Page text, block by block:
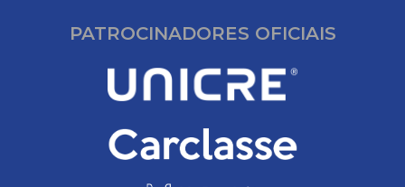
PATROCINADORES OFICIAIS